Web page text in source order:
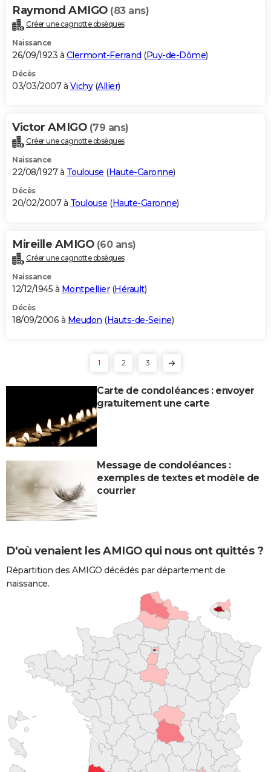
Raymond AMIGO (83 ans)
Créer une cagnotte obsèques
Naissance
26/09/1923 à Clermont-Ferrand (Puy-de-Dôme)
Décès
03/03/2007 à Vichy(Allier)
Victor AMIGO (79 ans)
Créer une cagnotte obsèques
Naissance
22/08/1927 à Toulouse (Haute-Garonne)
Décès
20/02/2007 à Toulouse (Haute-Garonne)
Mireille AMIGO (60 ans)
Créer une cagnotte obsèques
Naissance
12/12/1945 à Montpellier(Hérault)
Décès
18/09/2006 à Meudon (Hauts-de-Seine)
1 2 3
Carte de condoléances : envoyer
gratuitement une carte
Message de condoléances :
exemples de textes et modèle de
courrier
D'où venaient les AMIGO qui nous ont quittés ?
Répartition des AMIGO décédés par département de
naissance.